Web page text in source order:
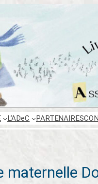
L’ADeC PARTENAIRES
maternelle